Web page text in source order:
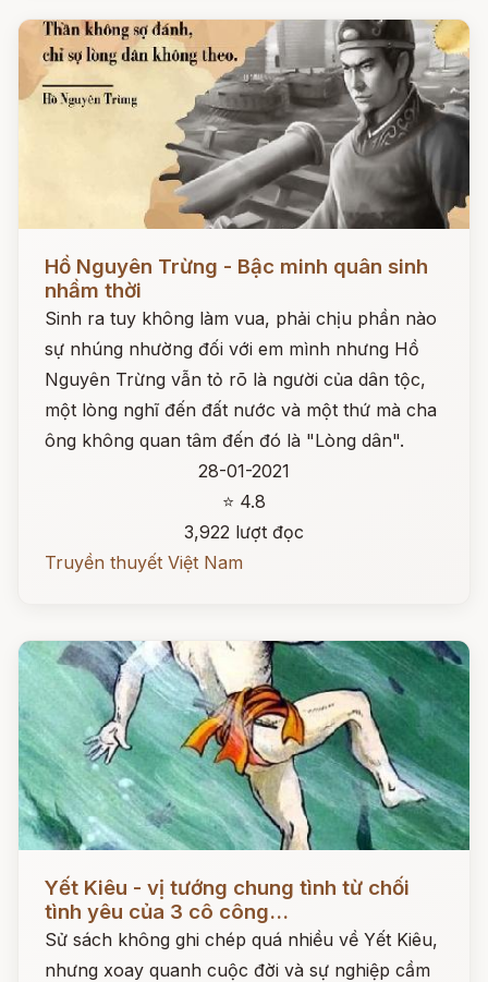
Đọc ngay
Hồ Nguyên Trừng - Bậc minh quân sinh
nhầm thời
Sinh ra tuy không làm vua, phải chịu phần nào
sự nhúng nhường đối với em mình nhưng Hồ
Nguyên Trừng vẫn tỏ rõ là người của dân tộc,
một lòng nghĩ đến đất nước và một thứ mà cha
ông không quan tâm đến đó là "Lòng dân".
28-01-2021
⭐ 4.8
3,922 lượt đọc
Truyền thuyết Việt Nam
Đọc ngay
Yết Kiêu - vị tướng chung tình từ chối
tình yêu của 3 cô công...
Sử sách không ghi chép quá nhiều về Yết Kiêu,
nhưng xoay quanh cuộc đời và sự nghiệp cầm